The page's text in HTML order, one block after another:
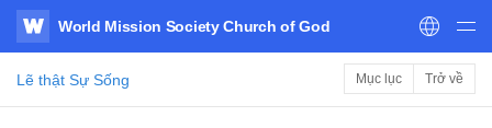
WATV
World Mission Society Church of God
Lẽ thật Sự Sống Mục lục Trở về